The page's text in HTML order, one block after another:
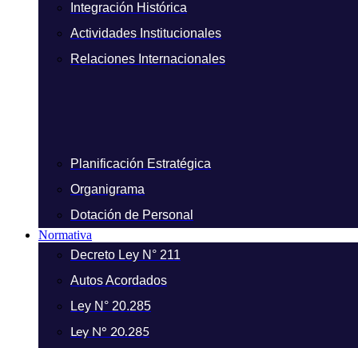
Integración Histórica
Actividades Institucionales
Relaciones Internacionales
Planificación Estratégica
Organigrama
Dotación de Personal
Normativa
Decreto Ley N° 211
Autos Acordados
Ley N° 20.285
Ley N° 20.285